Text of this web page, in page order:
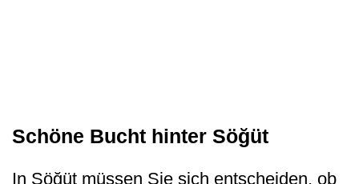
Schöne Bucht hinter Söğüt
In Söğüt müssen Sie sich entscheiden, ob